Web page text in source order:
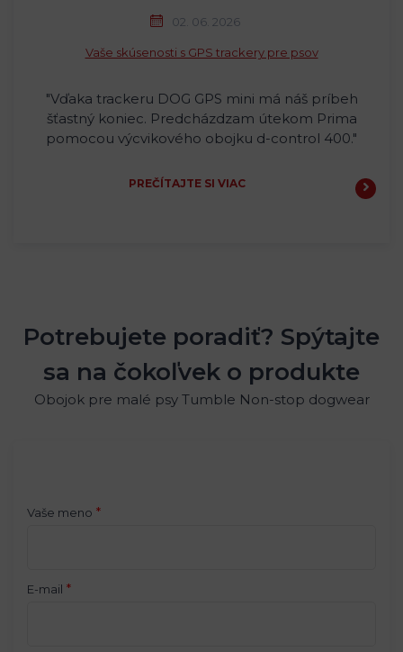
02. 06. 2026
Vaše skúsenosti s GPS trackery pre psov
"Vďaka trackeru DOG GPS mini má náš príbeh
šťastný koniec. Predcházdzam útekom Prima
pomocou výcvikového obojku d-control 400."
PREČÍTAJTE SI VIAC
Potrebujete poradiť? Spýtajte
sa na čokoľvek o produkte
Obojok pre malé psy Tumble Non-stop dogwear
Vaše meno *
E-mail *